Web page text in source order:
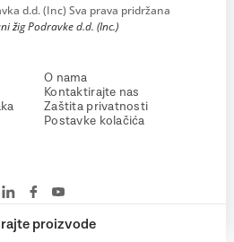
proizvode
d.d. (Inc) Sva prava pridržana
žig Podravke d.d. (Inc.)
O nama
Kontaktirajte nas
Zaštita privatnosti
Postavke kolačića